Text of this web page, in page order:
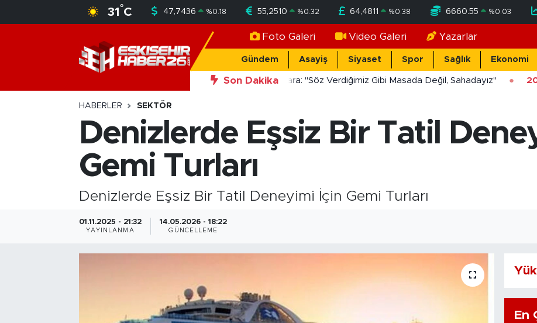
31°C 47,7436 %0.18 55,2510 %0.32 64,4811 %0.38 6660.55 %0.03
Foto Galeri Video Galeri Yazarlar
Gündem Asayiş Siyaset Spor Sağlık Ekonomi
Son Dakika
20:56Okan Yücekara: "Söz Verdiğimiz Gibi Masada Değil, Sahadayız"
HABERLER SEKTÖR
Denizlerde Eşsiz Bir Tatil
Gemi Turları
Denizlerde Eşsiz Bir Tatil Deneyimi İçin Gemi Turları
01.11.2025 - 21:32
YAYINLANMA
14.05.2026 - 18:22
GÜNCELLEME
En
Nöbetçi Eczaneler
Hava Durumu
Trafik Durumu
Süper Lig Puan Durumu ve Fikstür
Tüm Manşetler
Son Dakika Haberleri
Haber Arşivi